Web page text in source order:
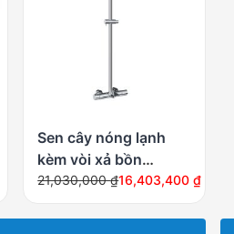
Sen cây nóng lạnh
kèm vòi xả bồn
TBW01301AB
21,030,000₫
Giá
là:
16,403,400₫
Giá
tại